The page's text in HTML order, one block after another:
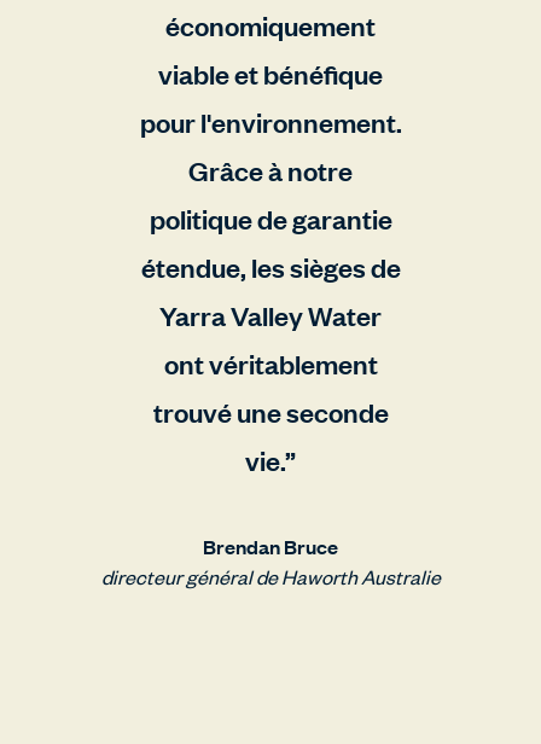
économiquement
viable et bénéfique
pour l'environnement.
Grâce à notre
politique de garantie
étendue, les sièges de
Yarra Valley Water
ont véritablement
trouvé une seconde
vie.
Brendan Bruce
directeur général de Haworth Australie